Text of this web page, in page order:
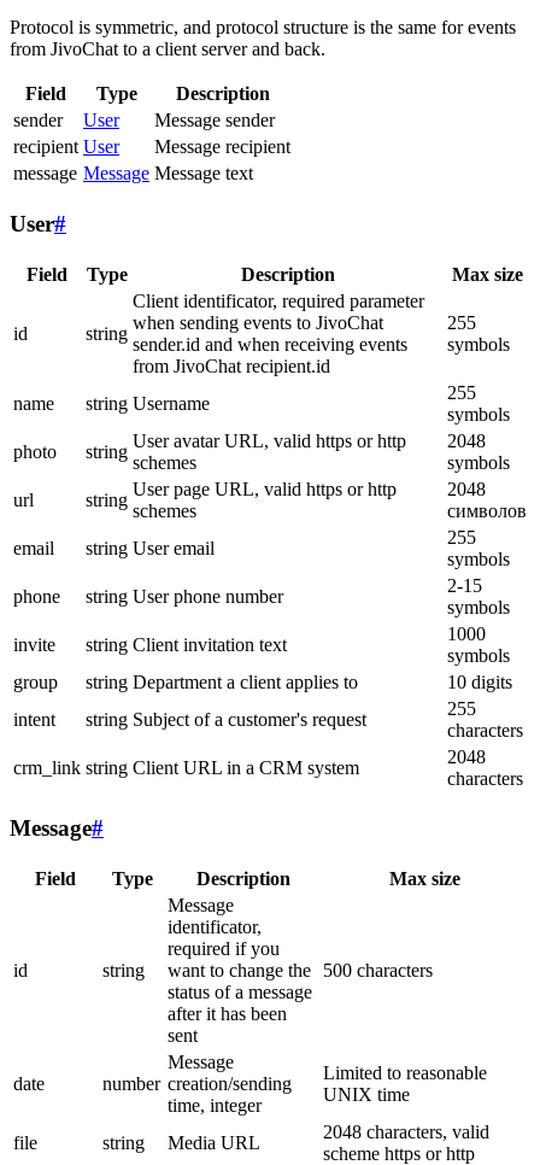
Protocol is symmetric, and protocol structure is the same for events
from JivoChat to a client server and back.
Field Type
Description
sender
User
Message sender
recipient User
Message recipient
message Message Message text
User#
Field Type Description Max size
id string
Client identificator, required parameter
when sending events to JivoChat
sender.id and when receiving events
from JivoChat recipient.id
255
symbols
name string Username
255
symbols
photo
string
User avatar URL, valid https or http
schemes
2048
symbols
url
string
User page URL, valid https or http
schemes
2048
символов
email
string User email
255
symbols
phone
string User phone number
2-15
symbols
invite
string Client invitation text
1000
symbols
group
string Department a client applies to
10 digits
intent
string Subject of a customer's request
255
characters
crm_link string Client URL in a CRM system
2048
characters
Message#
Field Type Description Max size
id string
Message
identificator,
required if you
want to change the
status of a message
after it has been
sent
500 characters
date number
Message
creation/sending
time, integer
Limited to reasonable
UNIX time
file string Media URL
2048 characters, valid
scheme https or http